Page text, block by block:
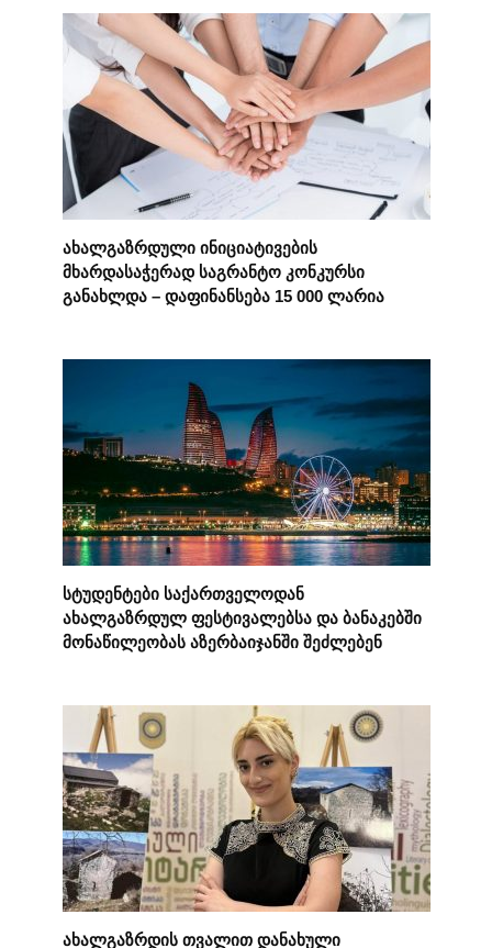
ახალგაზრდული ინიციატივების
მხარდასაჭერად საგრანტო კონკურსი
განახლდა – დაფინანსება 15 000 ლარია
სტუდენტები საქართველოდან
ახალგაზრდულ ფესტივალებსა და ბანაკებში
მონაწილეობას აზერბაიჯანში შეძლებენ
ახალგაზრდის თვალით დანახული